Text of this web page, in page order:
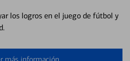
los logros en el juego de fútbol y